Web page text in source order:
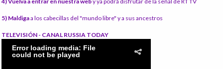
5) Maldigaa los cabecillas del "mundo libre" y a sus ancestros
TELEVISIÓN - CANAL RUSSIA TODAY